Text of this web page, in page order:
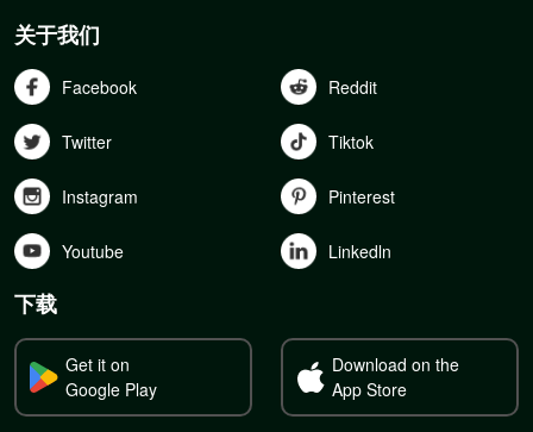
关于我们
Facebook Reddit
Twitter Tiktok
Instagram Pinterest
Youtube Linkedln
下载
Get it on
Google Play
Download on the
App Store